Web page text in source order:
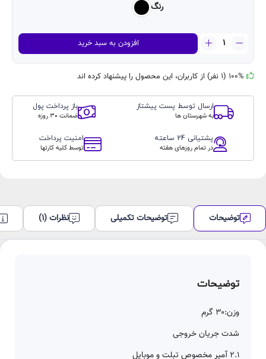
رنگ
oraimo
مدل:occ-
عدد
افزودن به سبد خرید
ارسال توسط پست پیشتاز
به شهرستان ها
باز پرداخت پول
ضمانت 30 روزه
پشتیانی 24 ساعته
در تمام روزهای هفته
امنیت پرداخت
توسط کلیه کارتها
توضیحات توضیحات تکمیلی نظرات (1)
توضیحات
وزن:۳۰ گرم
شدت جریان خروجی
۲.۱ آمپر مخصوص تبلت و موبایل